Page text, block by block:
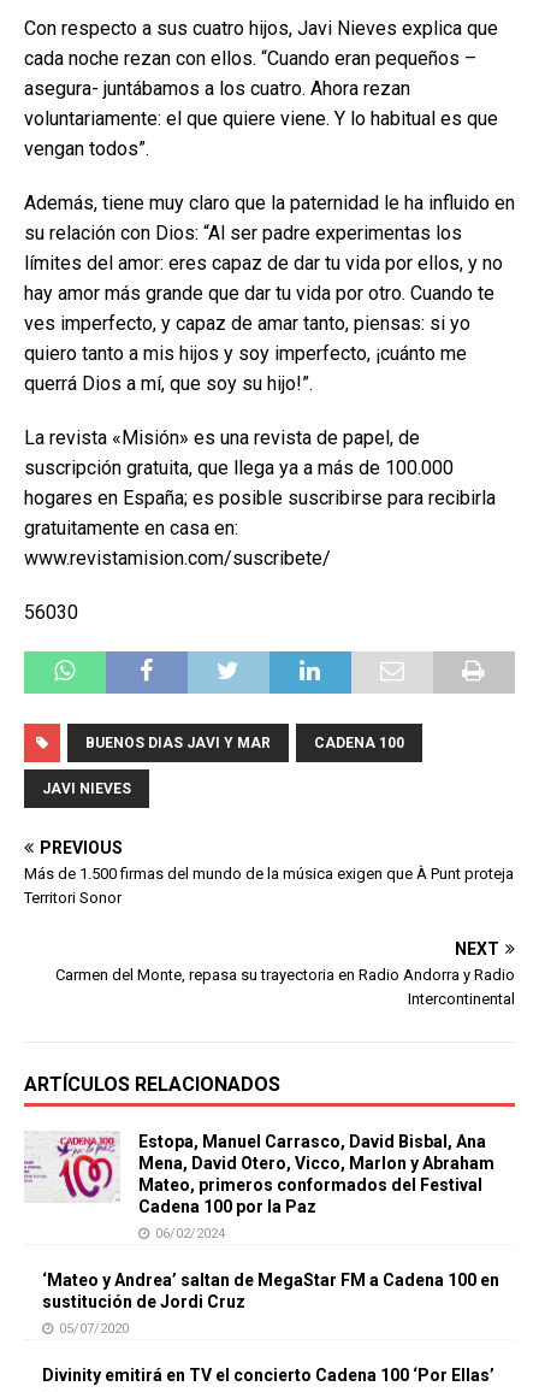
Con respecto a sus cuatro hijos, Javi Nieves explica que
cada noche rezan con ellos. “Cuando eran pequeños –
asegura- juntábamos a los cuatro. Ahora rezan
voluntariamente: el que quiere viene. Y lo habitual es que
vengan todos”.
Además, tiene muy claro que la paternidad le ha influido en
su relación con Dios: “Al ser padre experimentas los
límites del amor: eres capaz de dar tu vida por ellos, y no
hay amor más grande que dar tu vida por otro. Cuando te
ves imperfecto, y capaz de amar tanto, piensas: si yo
quiero tanto a mis hijos y soy imperfecto, ¡cuánto me
querrá Dios a mí, que soy su hijo!”.
La revista «Misión» es una revista de papel, de
suscripción gratuita, que llega ya a más de 100.000
hogares en España; es posible suscribirse para recibirla
gratuitamente en casa en:
www.revistamision.com/suscribete/
56030
BUENOS DIAS JAVI Y MAR CADENA 100
JAVI NIEVES
PREVIOUS
Más de 1.500 firmas del mundo de la música exigen que À Punt proteja
Territori Sonor
NEXT
Carmen del Monte, repasa su trayectoria en Radio Andorra y Radio
Intercontinental
ARTÍCULOS RELACIONADOS
Estopa, Manuel Carrasco, David Bisbal, Ana
Mena, David Otero, Vicco, Marlon y Abraham
Mateo, primeros conformados del Festival
Cadena 100 por la Paz
06/02/2024
‘Mateo y Andrea’ saltan de MegaStar FM a Cadena 100 en
sustitución de Jordi Cruz
05/07/2020
Divinity emitirá en TV el concierto Cadena 100 ‘Por Ellas’